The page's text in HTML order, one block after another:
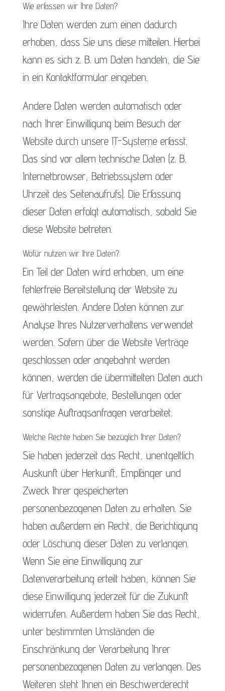
Wie erfassen wir Ihre Daten?
Ihre Daten werden zum einen dadurch
erhoben, dass Sie uns diese mitteilen. Hierbei
kann es sich z. B. um Daten handeln, die Sie
in ein Kontaktformular eingeben.
Andere Daten werden automatisch oder
nach Ihrer Einwilligung beim Besuch der
Website durch unsere IT-Systeme erfasst.
Das sind vor allem technische Daten (z. B.
Internetbrowser, Betriebssystem oder
Uhrzeit des Seitenaufrufs). Die Erfassung
dieser Daten erfolgt automatisch, sobald Sie
diese Website betreten.
Wofür nutzen wir Ihre Daten?
Ein Teil der Daten wird erhoben, um eine
fehlerfreie Bereitstellung der Website zu
gewährleisten. Andere Daten können zur
Analyse Ihres Nutzerverhaltens verwendet
werden. Sofern über die Website Verträge
geschlossen oder angebahnt werden
können, werden die übermittelten Daten auch
für Vertragsangebote, Bestellungen oder
sonstige Auftragsanfragen verarbeitet.
Welche Rechte haben Sie bezüglich Ihrer Daten?
Sie haben jederzeit das Recht, unentgeltlich
Auskunft über Herkunft, Empfänger und
Zweck Ihrer gespeicherten
personenbezogenen Daten zu erhalten. Sie
haben außerdem ein Recht, die Berichtigung
oder Löschung dieser Daten zu verlangen.
Wenn Sie eine Einwilligung zur
Datenverarbeitung erteilt haben, können Sie
diese Einwilligung jederzeit für die Zukunft
widerrufen. Außerdem haben Sie das Recht,
unter bestimmten Umständen die
Einschränkung der Verarbeitung Ihrer
personenbezogenen Daten zu verlangen. Des
Weiteren steht Ihnen ein Beschwerderecht